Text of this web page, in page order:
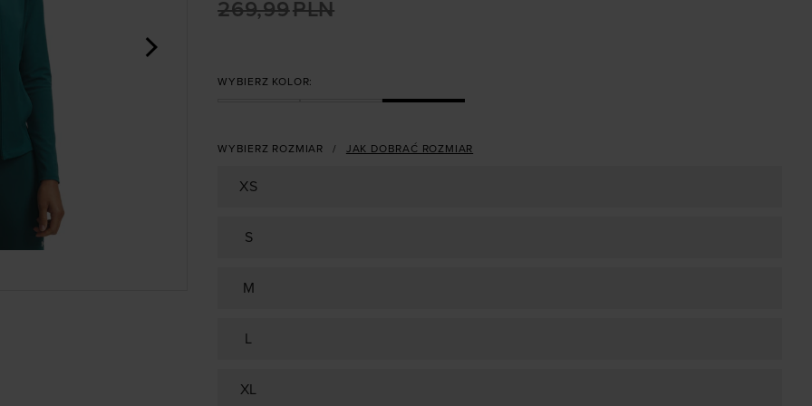
269,99PLN
WYBIERZ KOLOR:
WYBIERZ ROZMIAR JAK DOBRAĆ ROZMIAR
XS
S
M
L
XL